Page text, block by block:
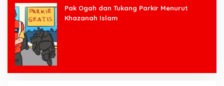
Pak Ogah dan Tukang Parkir Menurut
Khazanah Islam